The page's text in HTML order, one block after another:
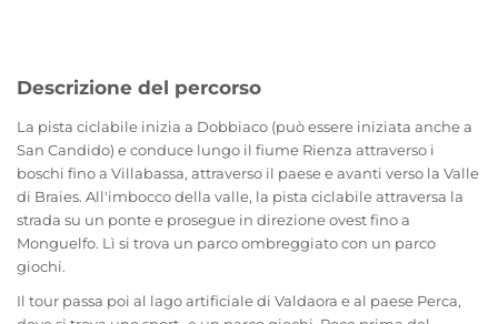
Descrizione del percorso
La pista ciclabile inizia a Dobbiaco (può essere iniziata anche a
San Candido) e conduce lungo il fiume Rienza attraverso i
boschi fino a Villabassa, attraverso il paese e avanti verso la Valle
di Braies. All'imbocco della valle, la pista ciclabile attraversa la
strada su un ponte e prosegue in direzione ovest fino a
Monguelfo. Lì si trova un parco ombreggiato con un parco
giochi.
Il tour passa poi al lago artificiale di Valdaora e al paese Perca,